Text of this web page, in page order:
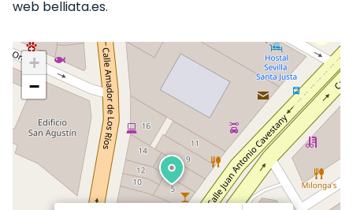
web belliata.es.
+
−